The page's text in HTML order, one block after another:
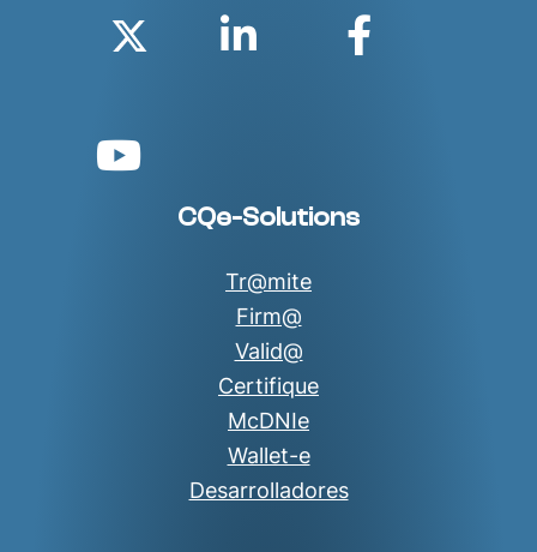
TwitterLinkedin
YouTube
CQe-Solutions
Tr@mite
Firm@
Valid@
Certifique
McDNIe
Wallet-e
Desarrolladores